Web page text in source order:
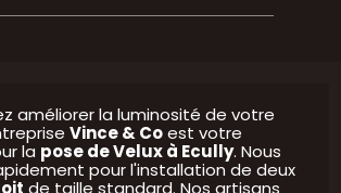
améliorer la luminosité de votre
Vince & Coest votre
la pose de Velux à Ecully. Nous
pour l'installation de deux
de taille standard. Nos artisans